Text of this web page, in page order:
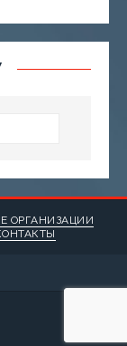
ОРГАНИЗАЦИИ